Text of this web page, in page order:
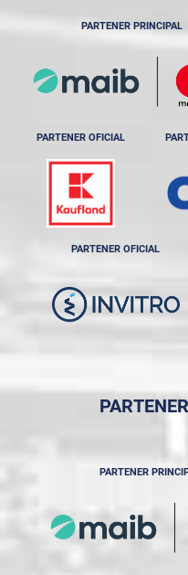
PARTENER PRINCIPAL
PARTENER OFICIAL
PARTENER OFICIAL
PARTENER